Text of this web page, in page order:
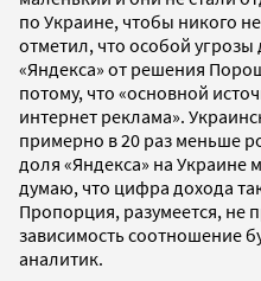
по Украине, чтобы никого
отметил, что особой
«Яндекса» от решения
потому, что «основной
интернет реклама».
примерно в 20 раз меньше
доля «Яндекса» на Украине
думаю, что цифра дохода
Пропорция, разумеется, не
зависимость соотношение
аналитик.